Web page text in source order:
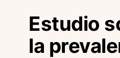
Estudio
la